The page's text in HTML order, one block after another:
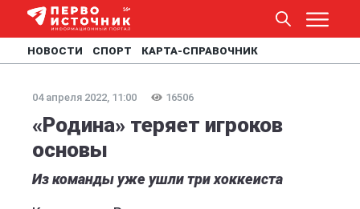
НОВОСТИ СПОРТ КАРТА-СПРАВОЧНИК
04 апреля 2022, 11:00 16506
«Родина» теряет игроков
основы
Из команды уже ушли три хоккеиста